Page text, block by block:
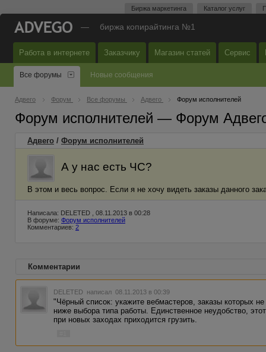
Биржа маркетинга Каталог услуг
— биржа копирайтинга №1
Работа в интернете Заказчику Магазин статей Сервис
Все форумы Новые сообщения
Адвего Форум Все форумы Адвего Форум исполнителей
Форум исполнителей — Форум
Адвего / Форум исполнителей
А у нас есть ЧС?
В этом и весь вопрос. Если я не хочу видеть заказы данного
Написала: DELETED , 08.11.2013 в 00:28
В форуме: Форум исполнителей
Комментариев: 2
Комментарии
DELETED написал 08.11.2013 в 00:39
"Чёрный список: укажите вебмастеров, заказы которых
ниже выбора типа работы. Единственное неудобство,
при новых заходах приходится грузить.